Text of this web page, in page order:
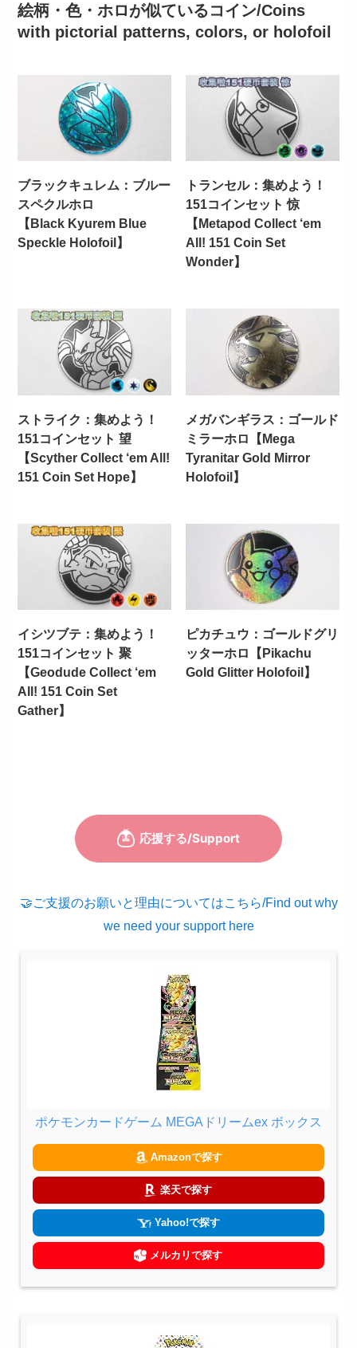
絵柄・色・ホロが似ているコイン/Coins
with pictorial patterns, colors, or holofoil
ブラックキュレム：ブルー
スペクルホロ
【Black Kyurem Blue
Speckle Holofoil】
トランセル：集めよう！
151コインセット 惊
【Metapod Collect ‘em
All! 151 Coin Set
Wonder】
ストライク：集めよう！
151コインセット 望
【Scyther Collect ‘em All!
151 Coin Set Hope】
メガバンギラス：ゴールド
ミラーホロ【Mega
Tyranitar Gold Mirror
Holofoil】
イシツブテ：集めよう！
151コインセット 聚
【Geodude Collect ‘em
All! 151 Coin Set
Gather】
ピカチュウ：ゴールドグリ
ッターホロ【Pikachu
Gold Glitter Holofoil】
🤝ご支援のお願いと理由についてはこちら/Find out why
we need your support here
ポケモンカードゲーム MEGAドリームex ボックス
Amazonで探す
楽天で探す
Yahoo!で探す
メルカリで探す